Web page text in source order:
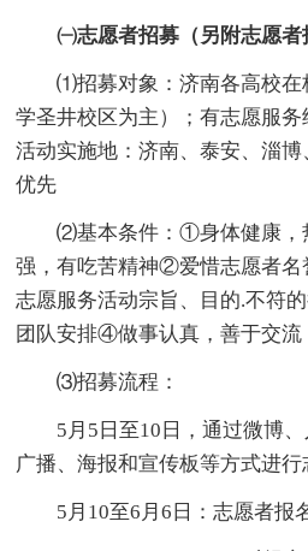
㈠志愿者招募（另附志愿者
⑴招募对象：济南各高校在
学圣井校区为主）；有志愿服
活动实施地：济南、泰安、淄
优先
⑵基本条件：①身体健康，
强，有吃苦精神②爱惜志愿者名
志愿服务活动宗旨、目的.不符
团队安排④做事认真，善于交流
⑶招募流程：
5月5日至10日，通过微博、
广播、海报和宣传板等方式进行
5月10至6月6日：志愿者报